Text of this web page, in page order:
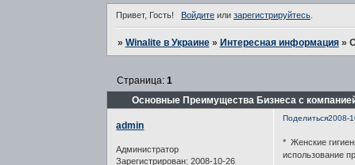
Привет, Гость! Войдитеили зарегистрируйтесь.
» Winalite в Украине » Интересная информация »
Основные Преимущества Бизнеса с
Страница: 1
Поделиться2008-
admin
Администратор
Зарегистрирован: 2008-10-26
* Женские
использование